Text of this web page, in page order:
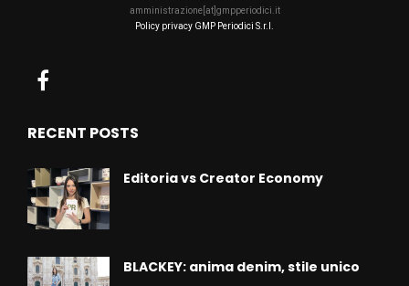
amministrazione[at]gmpperiodici.it
Policy privacy GMP Periodici S.r.l.
RECENT POSTS
Editoria vs Creator Economy
BLACKEY: anima denim, stile unico